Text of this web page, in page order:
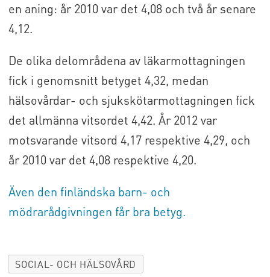
en aning: år 2010 var det 4,08 och två år senare
4,12.
De olika delområdena av läkarmottagningen
fick i genomsnitt betyget 4,32, medan
hälsovårdar- och sjukskötarmottagningen fick
det allmänna vitsordet 4,42. År 2012 var
motsvarande vitsord 4,17 respektive 4,29, och
år 2010 var det 4,08 respektive 4,20.
Även den finländska barn- och
mödrarådgivningen får bra betyg.
SOCIAL- OCH HÄLSOVÅRD